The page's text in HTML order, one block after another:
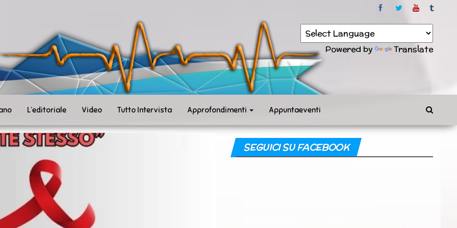
Powered by Translate
L’editoriale Video Tutto Intervista Approfondimenti Appuntaeventi
SEGUICI SU FACEBOOK